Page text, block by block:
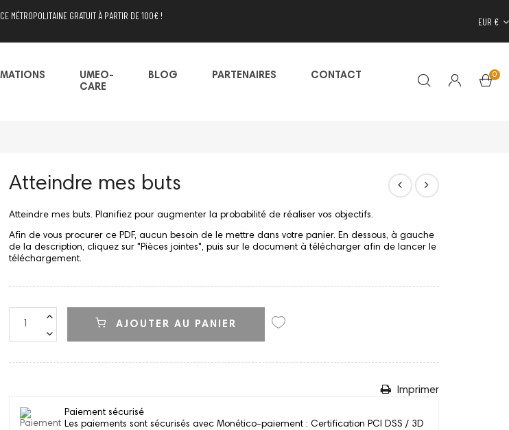
MÉTROPOLITAINE GRATUIT À PARTIR DE 100€ !
EUR €
UMEO-
CARE
BLOG PARTENAIRES CONTACT 0
Atteindre mes buts
Atteindre mes buts. Planifiez pour augmenter la probabilité de réaliser vos objectifs.
Afin de vous procurer ce PDF, aucun besoin de le mettre dans votre panier. En dessous, à gauche
de la description, cliquez sur "Pièces jointes", puis sur le document à télécharger afin de lancer le
téléchargement.
AJOUTER AU PANIER
Imprimer
Paiement sécurisé
Les paiements sont sécurisés avec Monético-paiement : Certification PCI DSS / 3D